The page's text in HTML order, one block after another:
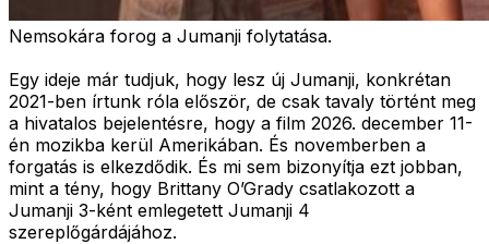
Nemsokára forog a Jumanji folytatása.
Egy ideje már tudjuk, hogy lesz új Jumanji, konkrétan
2021-ben írtunk róla először, de csak tavaly történt meg
a hivatalos bejelentésre, hogy a film 2026. december 11-
én mozikba kerül Amerikában. És novemberben a
forgatás is elkezdődik. És mi sem bizonyítja ezt jobban,
mint a tény, hogy Brittany O’Grady csatlakozott a
Jumanji 3-ként emlegetett Jumanji 4
szereplőgárdájához.